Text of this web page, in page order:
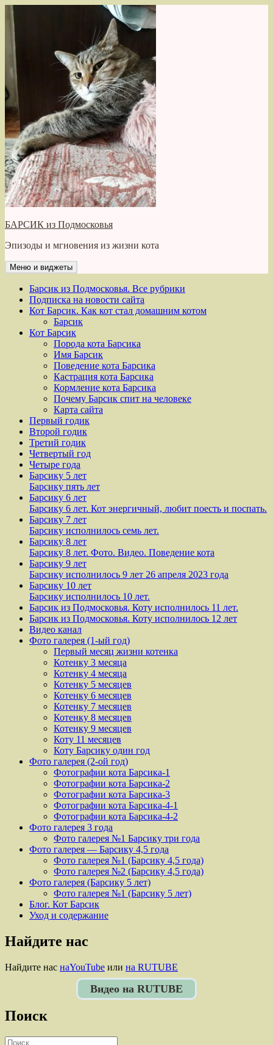
Перейти
содержимому
БАРСИК из Подмосковья
Эпизоды и мгновения из жизни кота
Меню и виджеты
Барсик из Подмосковья. Все рубрики
Подписка на новости сайта
Кот Барсик. Как кот стал домашним котом
Барсик
Кот Барсик
Порода кота Барсика
Имя Барсик
Поведение кота Барсика
Кастрация кота Барсика
Кормление кота Барсика
Почему Барсик спит на человеке
Карта сайта
Первый годик
Второй годик
Третий годик
Четвертый год
Четыре года
Барсику 5 лет
Барсику пять лет
Барсику 6 лет
Барсику 6 лет. Кот энергичный, любит поесть и поспать.
Барсику 7 лет
Барсику исполнилось семь лет.
Барсику 8 лет
Барсику 8 лет. Фото. Видео. Поведение кота
Барсику 9 лет
Барсику исполнилось 9 лет 26 апреля 2023 года
Барсику 10 лет
Барсику исполнилось 10 лет.
Барсик из Подмосковья. Коту исполнилось 11 лет.
Барсик из Подмосковья. Коту исполнилось 12 лет
Видео канал
Фото галерея (1-ый год)
Первый месяц жизни котенка
Котенку 3 месяца
Котенку 4 месяца
Котенку 5 месяцев
Котенку 6 месяцев
Котенку 7 месяцев
Котенку 8 месяцев
Котенку 9 месяцев
Коту 11 месяцев
Коту Барсику один год
Фото галерея (2-ой год)
Фотографии кота Барсика-1
Фотографии кота Барсика-2
Фотографии кота Барсика-3
Фотографии кота Барсика-4-1
Фотографии кота Барсика-4-2
Фото галерея 3 года
Фото галерея №1 Барсику три года
Фото галерея — Барсику 4,5 года
Фото галерея №1 (Барсику 4,5 года)
Фото галерея №2 (Барсику 4,5 года)
Фото галерея (Барсику 5 лет)
Фото галерея №1 (Барсику 5 лет)
Блог. Кот Барсик
Уход и содержание
Найдите нас
Найдите нас наYouTube или на RUTUBE
Видео на RUTUBE
Поиск
Найти: